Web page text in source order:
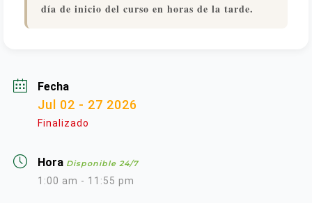
día de inicio del curso en horas de la tarde.
Fecha
Jul 02 - 27 2026
Finalizado
Hora Disponible 24/7
1:00 am - 11:55 pm